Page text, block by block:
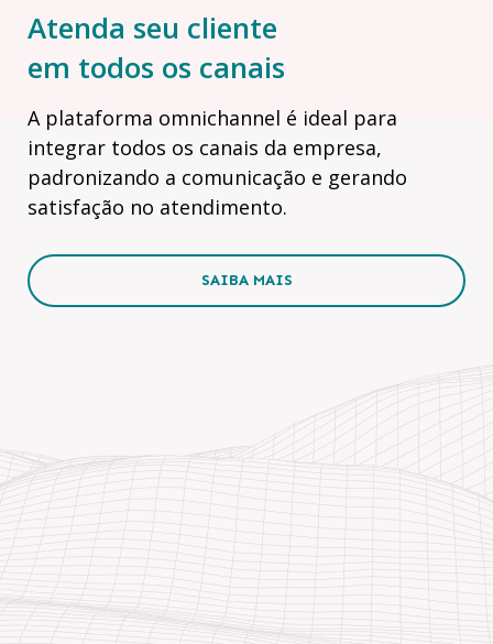
Atenda seu cliente
em todos os canais
A plataforma omnichannel é ideal para
integrar todos os canais da empresa,
padronizando a comunicação e gerando
satisfação no atendimento.
SAIBA MAIS